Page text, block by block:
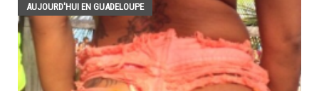
AUJOURD'HUI EN GUADELOUPE